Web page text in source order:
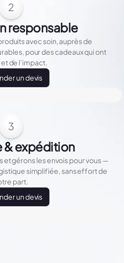
2
responsable
avec soin, auprès de
pour des cadeaux qui ont
de l’impact.
un devis
3
& expédition
et gérons les envois pour vous —
simplifiée, sans effort de
part.
un devis